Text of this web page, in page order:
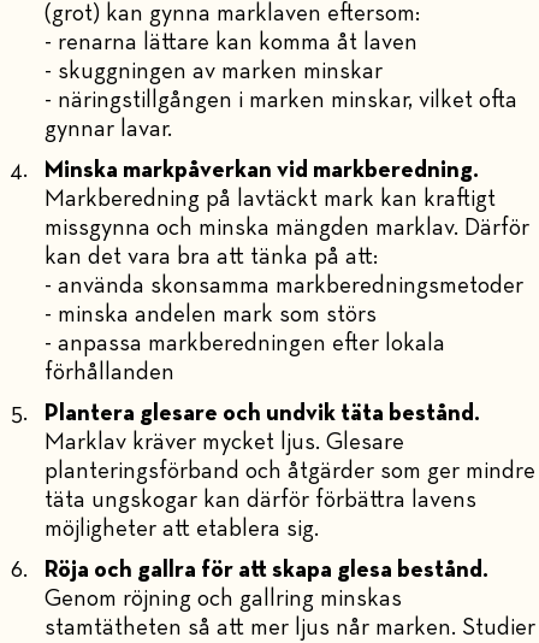
(grot) kan gynna marklaven eftersom:
- renarna lättare kan komma åt laven
- skuggningen av marken minskar
- näringstillgången i marken minskar, vilket ofta
gynnar lavar.
Minska markpåverkan vid markberedning.
Markberedning på lavtäckt mark kan kraftigt
missgynna och minska mängden marklav. Därför
kan det vara bra att tänka på att:
- använda skonsamma markberedningsmetoder
- minska andelen mark som störs
- anpassa markberedningen efter lokala
förhållanden
Plantera glesare och undvik täta bestånd.
Marklav kräver mycket ljus. Glesare
planteringsförband och åtgärder som ger mindre
täta ungskogar kan därför förbättra lavens
möjligheter att etablera sig.
Röja och gallra för att skapa glesa bestånd.
Genom röjning och gallring minskas
stamtätheten så att mer ljus når marken. Studier